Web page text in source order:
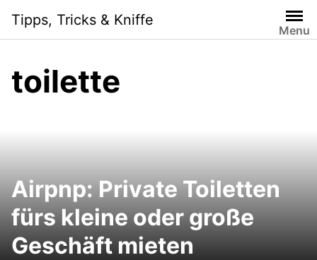
content
Tipps, Tricks & Kniffe
Menu
toilette
Airpnp: Private Toiletten
fürs kleine oder große
Geschäft mieten